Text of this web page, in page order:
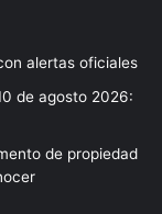
alertas oficiales
de agosto 2026:
de propiedad